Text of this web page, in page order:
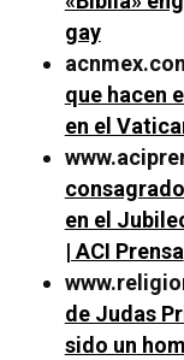
gay
que hacen
en el
en el
| ACI Prensa
de Judas
sido un